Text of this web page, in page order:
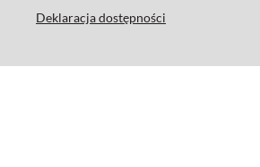
Deklaracja dostępności